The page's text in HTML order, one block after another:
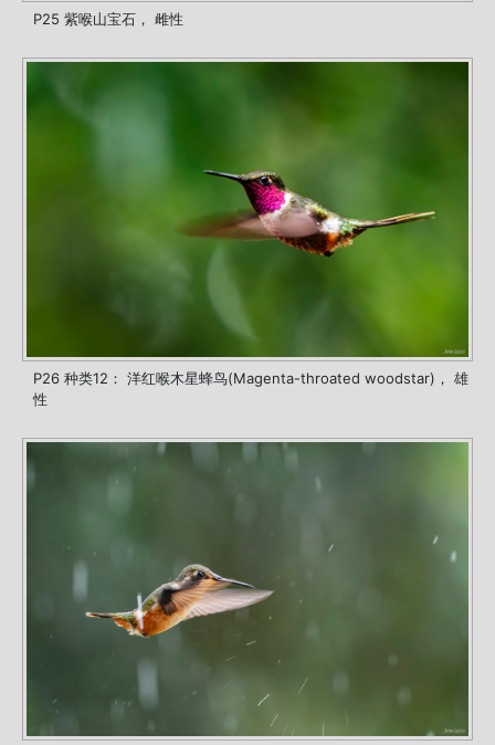
P25 紫喉山宝石， 雌性
P26 种类12： 洋红喉木星蜂鸟(Magenta-throated woodstar)， 雄
性